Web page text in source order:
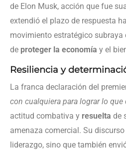
de Elon Musk, acción que fue
extendió el plazo de respuesta
movimiento estratégico subraya
de proteger la economía y el
Resiliencia y
La franca declaración del
con cualquiera para lograr lo que
actitud combativa y resuelta de
amenaza comercial. Su
liderazgo, sino que también